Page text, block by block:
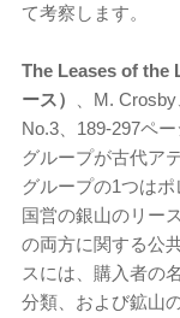
て考察します。
The Leases of the
ース）
、M. Crosby
No.3、189-297ペ
グループが古代ア
グループの1つは
国営の銀山のリー
の両方に関する公
スには、購入者の
分類、および鉱山